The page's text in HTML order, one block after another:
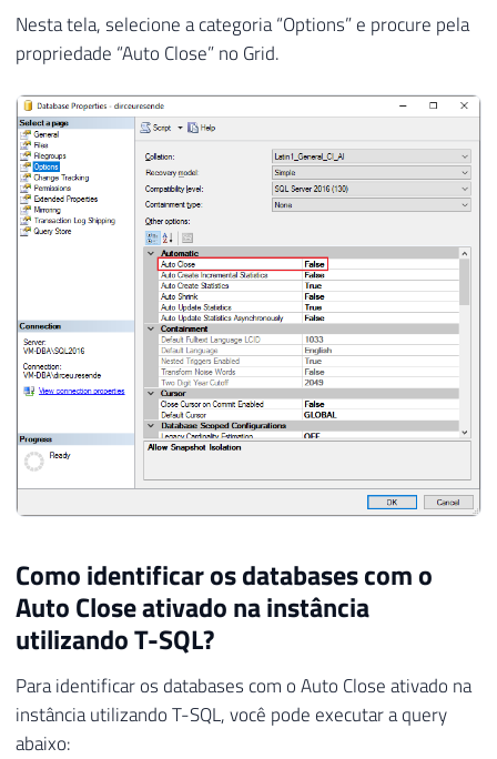
Nesta tela, selecione a categoria “Options” e procure pela
propriedade “Auto Close” no Grid.
Como identificar os databases com o
Auto Close ativado na instância
utilizando T-SQL?
Para identificar os databases com o Auto Close ativado na
instância utilizando T-SQL, você pode executar a query
abaixo: